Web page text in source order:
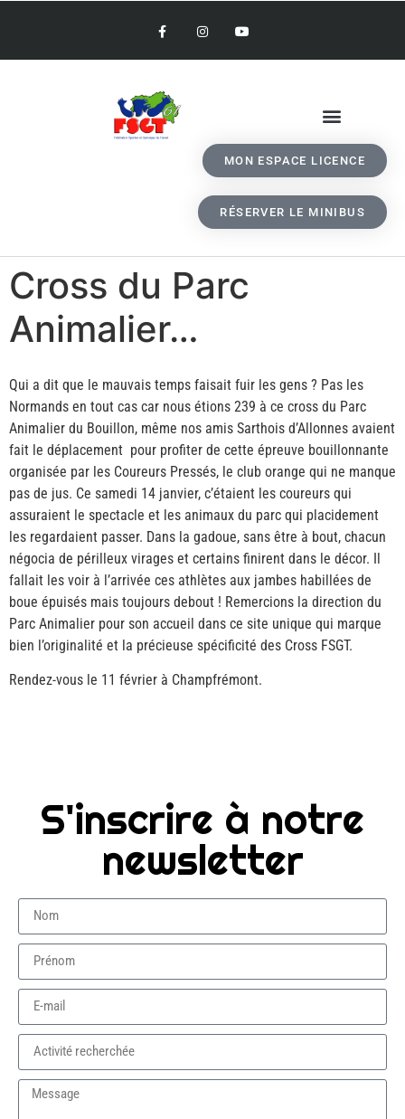
MON ESPACE LICENCE
RÉSERVER LE MINIBUS
Cross du Parc
Animalier…
Qui a dit que le mauvais temps faisait fuir les gens ? Pas les
Normands en tout cas car nous étions 239 à ce cross du Parc
Animalier du Bouillon, même nos amis Sarthois d’Allonnes avaient
fait le déplacement pour profiter de cette épreuve bouillonnante
organisée par les Coureurs Pressés, le club orange qui ne manque
pas de jus. Ce samedi 14 janvier, c’étaient les coureurs qui
assuraient le spectacle et les animaux du parc qui placidement
les regardaient passer. Dans la gadoue, sans être à bout, chacun
négocia de périlleux virages et certains finirent dans le décor. Il
fallait les voir à l’arrivée ces athlètes aux jambes habillées de
boue épuisés mais toujours debout ! Remercions la direction du
Parc Animalier pour son accueil dans ce site unique qui marque
bien l’originalité et la précieuse spécificité des Cross FSGT.
Rendez-vous le 11 février à Champfrémont.
S'inscrire à notre
newsletter